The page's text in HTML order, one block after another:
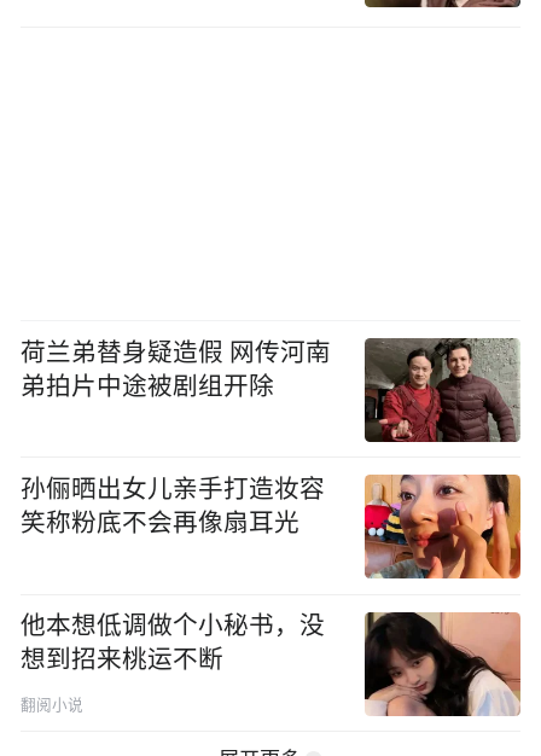
荷兰弟替身疑造假 网传河南
弟拍片中途被剧组开除
孙俪晒出女儿亲手打造妆容
笑称粉底不会再像扇耳光
他本想低调做个小秘书，没
想到招来桃运不断
翻阅小说